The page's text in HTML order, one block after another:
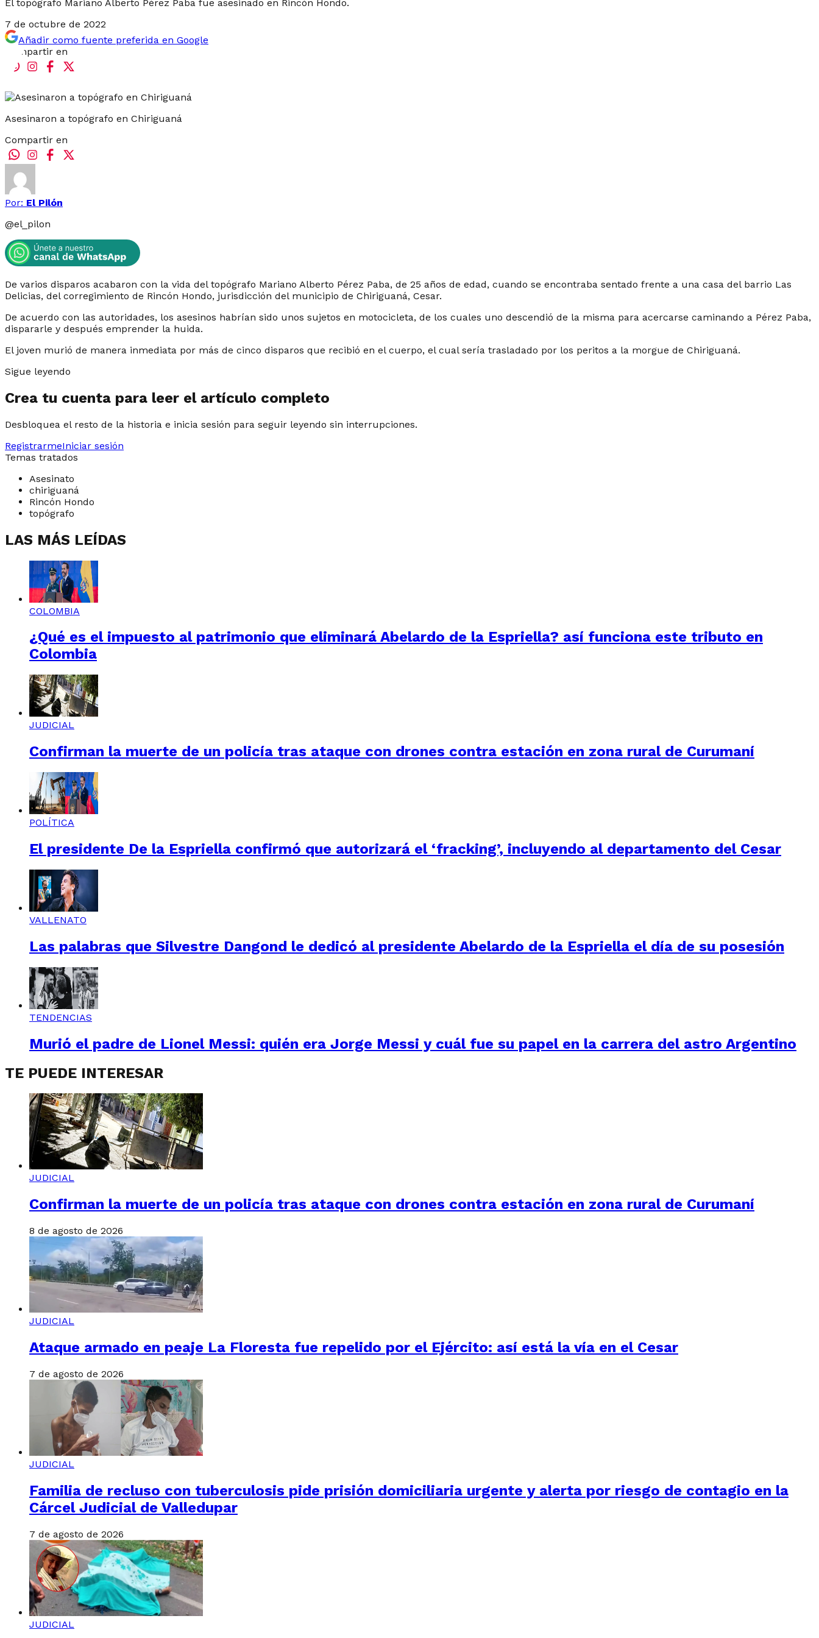
El topógrafo Mariano Alberto Pérez Paba fue asesinado en Rincón Hondo.
7 de octubre de 2022
Añadir como fuente preferida en Google
Compartir en
Asesinaron a topógrafo en Chiriguaná
Compartir en
Por: El Pilón
@el_pilon
De varios disparos acabaron con la vida del topógrafo Mariano Alberto Pérez Paba, de 25 años de edad, cuando se encontraba sentado frente a una casa del barrio Las
Delicias, del corregimiento de Rincón Hondo, jurisdicción del municipio de Chiriguaná, Cesar.
De acuerdo con las autoridades, los asesinos habrían sido unos sujetos en motocicleta, de los cuales uno descendió de la misma para acercarse caminando a Pérez Paba,
dispararle y después emprender la huida.
El joven murió de manera inmediata por más de cinco disparos que recibió en el cuerpo, el cual sería trasladado por los peritos a la morgue de Chiriguaná.
Sigue leyendo
Crea tu cuenta para leer el artículo completo
Desbloquea el resto de la historia e inicia sesión para seguir leyendo sin interrupciones.
RegistrarmeIniciar sesión
Temas tratados
Asesinato
chiriguaná
Rincón Hondo
topógrafo
LAS MÁS LEÍDAS
COLOMBIA
¿Qué es el impuesto al patrimonio que eliminará Abelardo de la Espriella? así funciona este tributo en
Colombia
JUDICIAL
Confirman la muerte de un policía tras ataque con drones contra estación en zona rural de Curumaní
POLÍTICA
El presidente De la Espriella confirmó que autorizará el ‘fracking’, incluyendo al departamento del Cesar
VALLENATO
Las palabras que Silvestre Dangond le dedicó al presidente Abelardo de la Espriella el día de su posesión
TENDENCIAS
Murió el padre de Lionel Messi: quién era Jorge Messi y cuál fue su papel en la carrera del astro Argentino
TE PUEDE INTERESAR
JUDICIAL
Confirman la muerte de un policía tras ataque con drones contra estación en zona rural de Curumaní
8 de agosto de 2026
JUDICIAL
Ataque armado en peaje La Floresta fue repelido por el Ejército: así está la vía en el Cesar
7 de agosto de 2026
JUDICIAL
Familia de recluso con tuberculosis pide prisión domiciliaria urgente y alerta por riesgo de contagio en la
Cárcel Judicial de Valledupar
7 de agosto de 2026
JUDICIAL